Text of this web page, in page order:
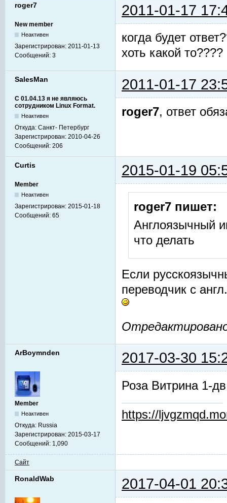
roger7 2011-01-17
New member
Неактивен
Зарегистрирован: 2011-01-13
Сообщений: 3
когда будет
хоть какой то????
SalesMan 2011-01-17
С 01.04.13 я не являюсь
сотрудником Linux Format.
Неактивен
Откуда: Санкт- Петербург
Зарегистрирован: 2010-04-26
Сообщений: 206
roger7, ответ
Curtis 2015-01-19
Member
Неактивен
Зарегистрирован: 2015-01-18
Сообщений: 65
roger7 пишет:
Англоязычный
что делать
Если
переводчик с
ArBoymnden 2017-03-30
Member
Неактивен
Откуда: Russia
Зарегистрирован: 2015-03-17
Сообщений: 1,090
Роза Витрина 1-
https://
Сайт
RonaldWab 2017-04-01